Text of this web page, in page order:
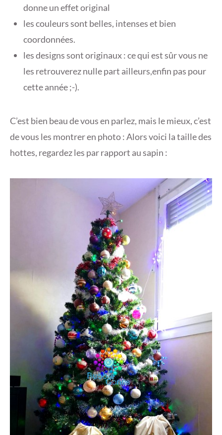
donne un effet original
les couleurs sont belles, intenses et bien
coordonnées.
les designs sont originaux : ce qui est sûr vous ne
les retrouverez nulle part ailleurs,enfin pas pour
cette année ;-).
C’est bien beau de vous en parlez, mais le mieux, c’est
de vous les montrer en photo : Alors voici la taille des
hottes, regardez les par rapport au sapin :